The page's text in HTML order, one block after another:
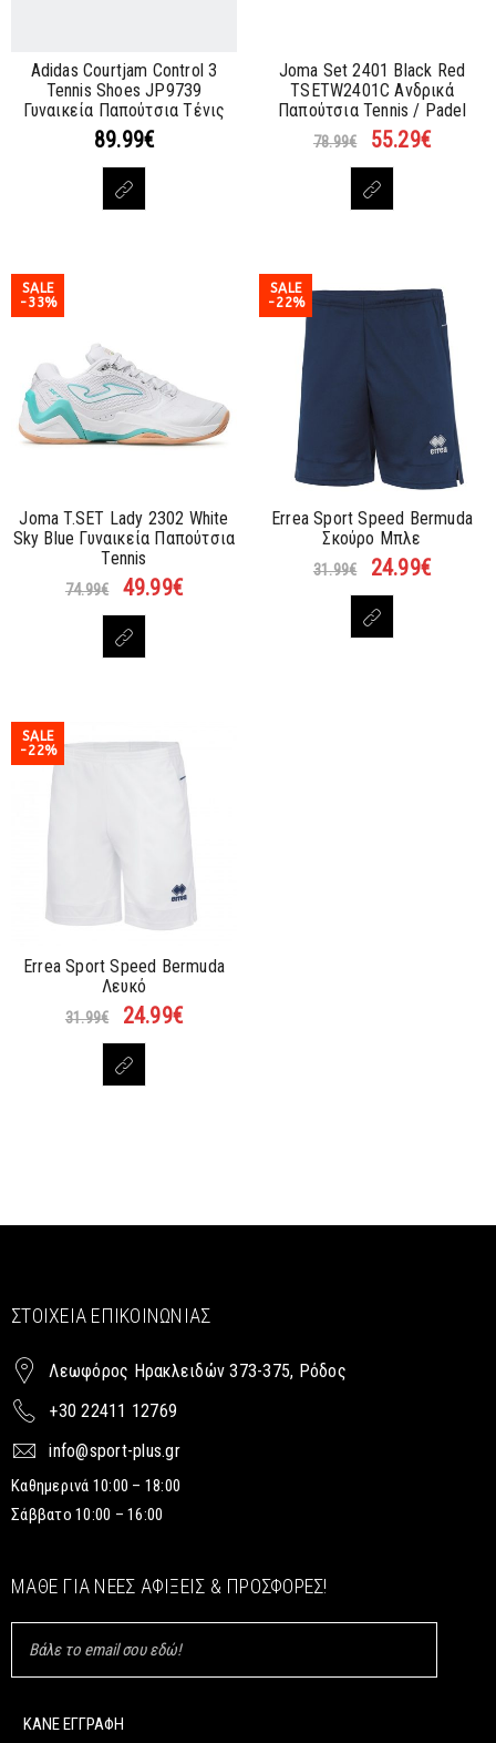
Adidas Courtjam Control 3
Tennis Shoes JP9739
Γυναικεία Παπούτσια Τένις
89.99€
Joma Set 2401 Black Red
TSETW2401C Ανδρικά
Παπούτσια Tennis / Padel
78.99€ 55.29€
SALE
-33%
Joma T.SET Lady 2302 White
Sky Blue Γυναικεία Παπούτσια
Tennis
74.99€ 49.99€
SALE
-22%
Errea Sport Speed Bermuda
Σκούρο Μπλε
31.99€ 24.99€
SALE
-22%
Errea Sport Speed Bermuda
Λευκό
31.99€ 24.99€
ΣΤΟΙΧΕΊΑ ΕΠΙΚΟΙΝΩΝΊΑΣ
Λεωφόρος Ηρακλειδών 373-375, Ρόδος
+30 22411 12769
info@sport-plus.gr
Καθημερινά 10:00 – 18:00
Σάββατο 10:00 – 16:00
ΜΆΘΕ ΓΙΑ ΝΈΕΣ ΑΦΊΞΕΙΣ & ΠΡΟΣΦΟΡΈΣ!